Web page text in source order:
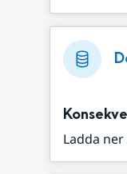
Ladda